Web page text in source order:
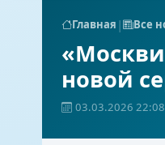
Главная | Все
новой
03.03.2026